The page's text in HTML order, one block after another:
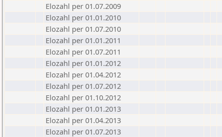
Elozahl per 01.07.2009
Elozahl per 01.01.2010
Elozahl per 01.07.2010
Elozahl per 01.01.2011
Elozahl per 01.07.2011
Elozahl per 01.01.2012
Elozahl per 01.04.2012
Elozahl per 01.07.2012
Elozahl per 01.10.2012
Elozahl per 01.01.2013
Elozahl per 01.04.2013
Elozahl per 01.07.2013